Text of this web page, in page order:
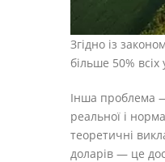
Згідно із
більше 50% всіх
Інша проблема —
реальної і
теоретичні
доларів — це